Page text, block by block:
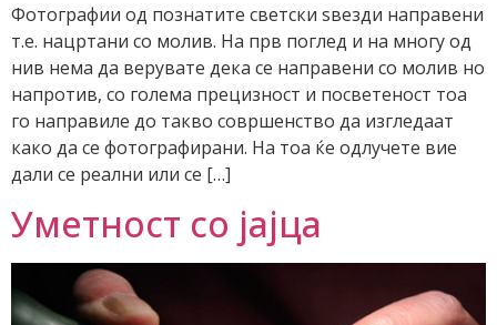
Фотографии од познатите светски ѕвезди направени
т.е. нацртани со молив. На прв поглед и на многу од
нив нема да верувате дека се направени со молив но
напротив, со голема прецизност и посветеност тоа
го направиле до такво совршенство да изгледаат
како да се фотографирани. На тоа ќе одлучете вие
дали се реални или се […]
Уметност со јајца